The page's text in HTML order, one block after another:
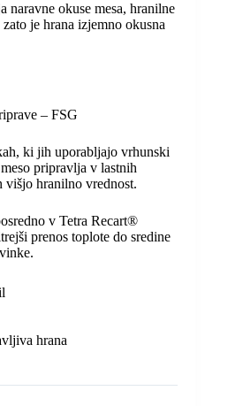
naravne okuse mesa, hranilne
je hrana izjemno okusna
– FSG
ki jih uporabljajo vrhunski
pripravlja v lastnih
višjo hranilno vrednost.
v Tetra Recart®
prenos toplote do sredine
hrana